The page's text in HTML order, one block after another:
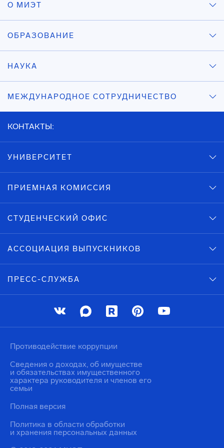
О МИЭТ
ОБРАЗОВАНИЕ
НАУКА
МЕЖДУНАРОДНОЕ СОТРУДНИЧЕСТВО
КОНТАКТЫ:
УНИВЕРСИТЕТ
ПРИЕМНАЯ КОМИССИЯ
СТУДЕНЧЕСКИЙ ОФИС
АССОЦИАЦИЯ ВЫПУСКНИКОВ
ПРЕСС-СЛУЖБА
Политика в области обработки
и хранения персональных данных
Противодействие коррупции
Сведения о доходах, об имуществе
и обязательствах имущественного
характера руководителя и членов его
семьи
Полная версия